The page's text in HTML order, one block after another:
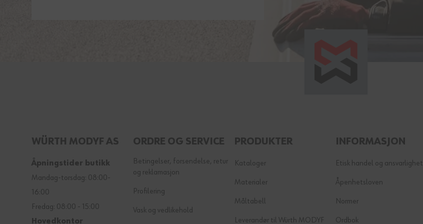
WÜRTH MODYF AS
Åpningstider butikk
Mandag-torsdag: 08:00-
16:00
Fredag: 08:00 - 15:00
Hovedkontor
ORDRE OG SERVICE
Betingelser, forsendelse, retur
og reklamasjon
Profilering
Vask og vedlikehold
PRODUKTER
Kataloger
Materialer
Måltabell
Leverandør til Würth MODYF
INFORMASJON
Etisk handel og ansvarlighet
Åpenhetsloven
Normer
Ordbok